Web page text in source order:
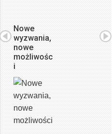
Nowe
wyzwania,
nowe
możliwośc
i